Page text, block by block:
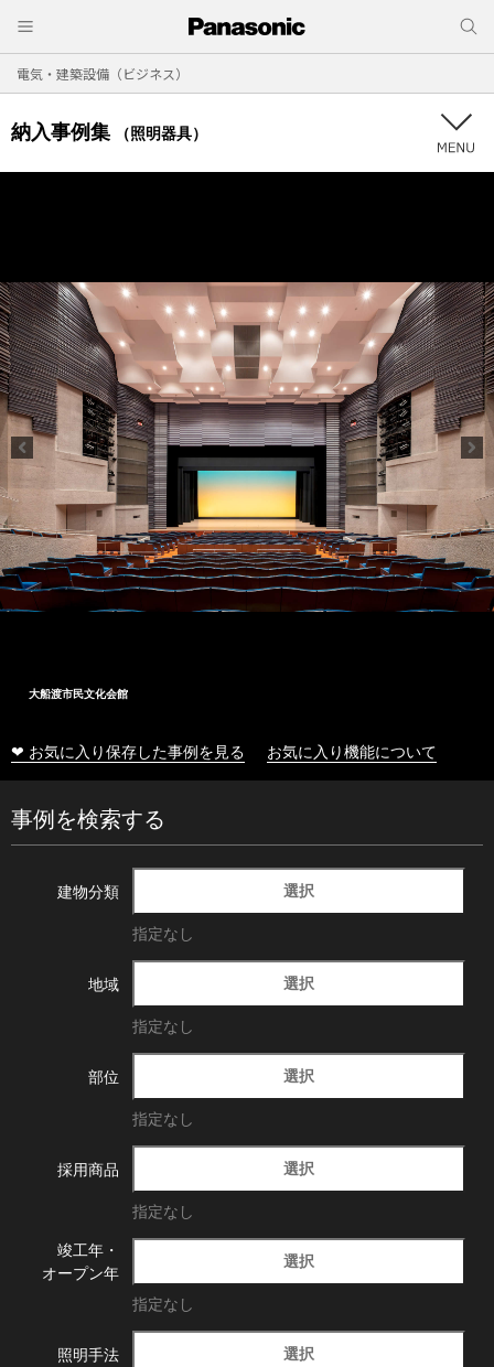
電気・建築設備（ビジネス）
納入事例集 （照明器具）
大船渡市民文化会館
❤ お気に入り保存した事例を見る お気に入り機能について
事例を検索する
建物分類 選択
指定なし
地域 選択
指定なし
部位 選択
指定なし
採用商品 選択
指定なし
竣工年・
オープン年
選択
指定なし
照明手法 選択